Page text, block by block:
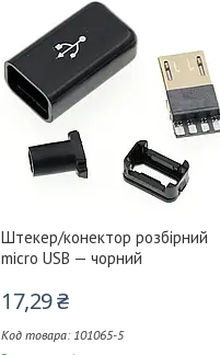
Штекер/конектор розбірний
micro USB — чорний
17,29 ₴
101065-5